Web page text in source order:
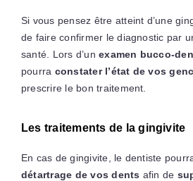
Si vous pensez être atteint d’une
de faire confirmer le diagnostic par
santé. Lors d’unexamen bucco-
pourra constater l’état de vos
prescrire le bon traitement.
Les traitements de la gingivite
En cas de gingivite, le dentiste
détartrage de vos dents afin de